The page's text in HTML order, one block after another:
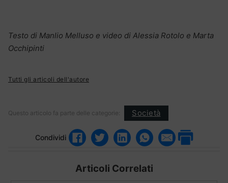
Testo di Manlio Melluso e video di Alessia Rotolo e Marta
Occhipinti
Tutti gli articoli dell'autore
Questo articolo fa parte delle categorie: Società
Condividi
Articoli Correlati